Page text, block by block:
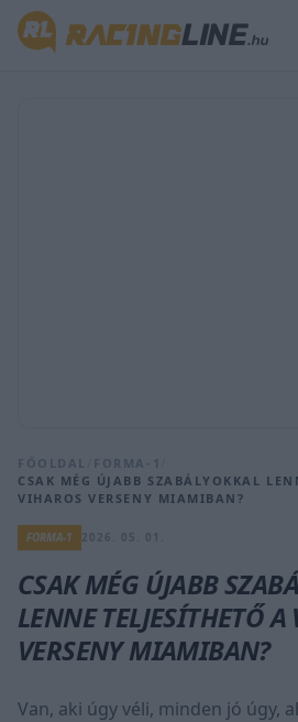
FŐOLDAL FORMA-1
CSAK MÉG ÚJABB SZABÁLYOKKAL
VIHAROS VERSENY MIAMIBAN?
FORMA-1
CSAK MÉG ÚJABB
LENNE TELJESÍTHETŐ
VERSENY MIAMIBAN?
Van, aki úgy véli, minden jó úgy,